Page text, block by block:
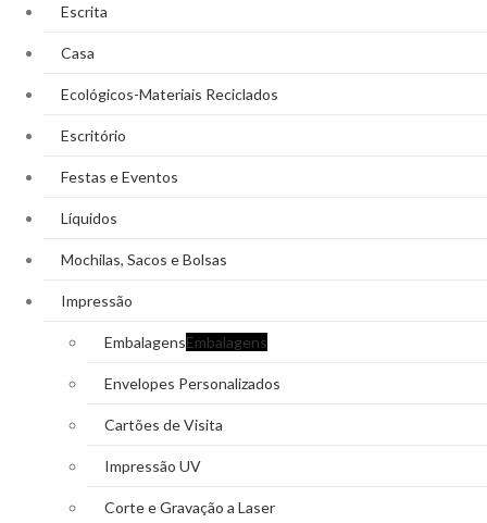
Escrita
Casa
Ecológicos-Materiais Reciclados
Escritório
Festas e Eventos
Líquidos
Mochilas, Sacos e Bolsas
Impressão
EmbalagensEmbalagens
Envelopes Personalizados
Cartões de Visita
Impressão UV
Corte e Gravação a Laser